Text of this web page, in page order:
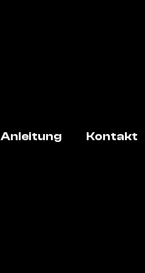
Anleitung Kontakt